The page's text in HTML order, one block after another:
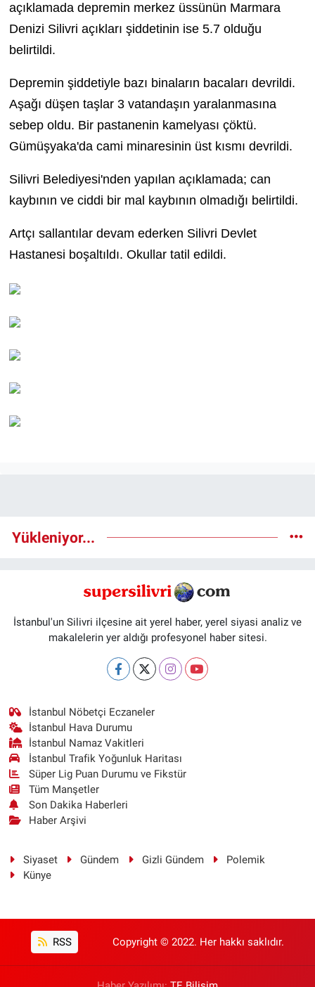
açıklamada depremin merkez üssünün Marmara
Denizi Silivri açıkları şiddetinin ise 5.7 olduğu
belirtildi.
Depremin şiddetiyle bazı binaların bacaları devrildi.
Aşağı düşen taşlar 3 vatandaşın yaralanmasına
sebep oldu. Bir pastanenin kamelyası çöktü.
Gümüşyaka'da cami minaresinin üst kısmı devrildi.
Silivri Belediyesi'nden yapılan açıklamada; can
kaybının ve ciddi bir mal kaybının olmadığı belirtildi.
Artçı sallantılar devam ederken Silivri Devlet
Hastanesi boşaltıldı. Okullar tatil edildi.
Yükleniyor...
İstanbul'un Silivri ilçesine ait yerel haber, yerel siyasi analiz ve
makalelerin yer aldığı profesyonel haber sitesi.
İstanbul Nöbetçi Eczaneler
İstanbul Hava Durumu
İstanbul Namaz Vakitleri
İstanbul Trafik Yoğunluk Haritası
Süper Lig Puan Durumu ve Fikstür
Tüm Manşetler
Son Dakika Haberleri
Haber Arşivi
Siyaset Gündem Gizli Gündem
Polemik
Künye
RSS Copyright © 2022. Her hakkı saklıdır.